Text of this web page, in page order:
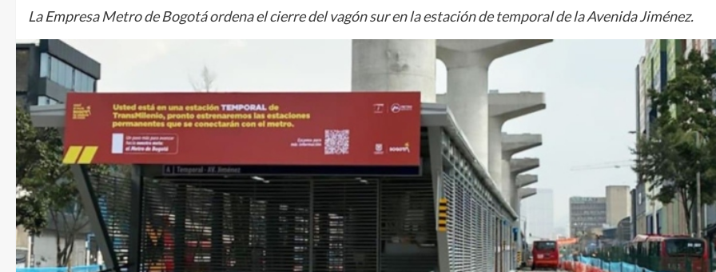
La Empresa Metro de Bogotá ordena el cierre del vagón sur en la estación de temporal de la Avenida Jiménez.